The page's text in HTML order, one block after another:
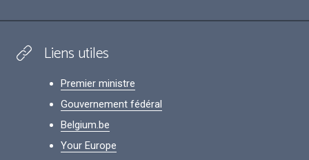
Liens utiles
Premier ministre
Gouvernement fédéral
Belgium.be
Your Europe